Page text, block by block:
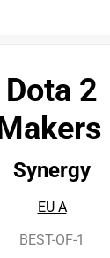
Dota 2
Synergy
EU A
BEST-OF-1